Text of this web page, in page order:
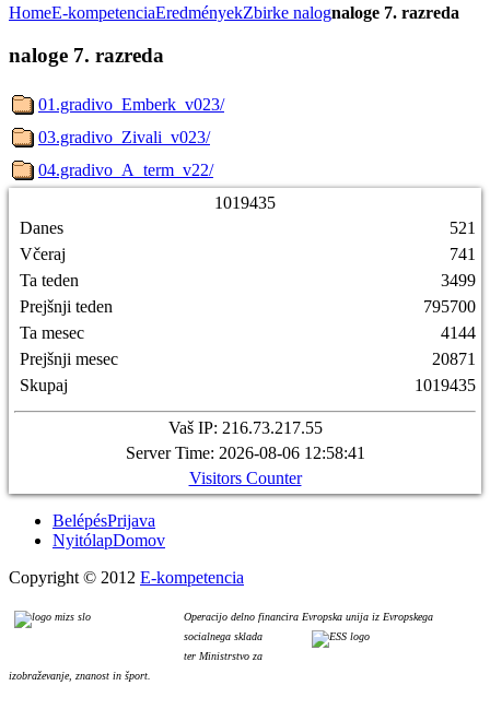
HomeE-kompetenciaEredményekZbirke nalognaloge 7. razreda
naloge 7. razreda
01.gradivo_Emberk_v023/
03.gradivo_Zivali_v023/
04.gradivo_A_term_v22/
1019435
Danes
Včeraj
Ta teden
Prejšnji teden
Ta mesec
Prejšnji mesec
Skupaj
521
741
3499
795700
4144
20871
1019435
Vaš IP: 216.73.217.55
Server Time: 2026-08-06 12:58:41
Visitors Counter
BelépésPrijava
NyitólapDomov
Copyright © 2012 E-kompetencia
Operacijo delno financira Evropska unija iz Evropskega
socialnega sklada
ter Ministrstvo za
izobraževanje, znanost in šport.